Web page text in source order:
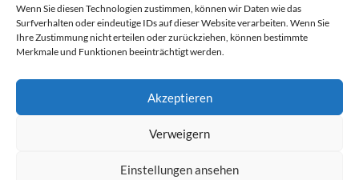
Wenn Sie diesen Technologien zustimmen, können wir Daten wie das
Surfverhalten oder eindeutige IDs auf dieser Website verarbeiten. Wenn Sie
Ihre Zustimmung nicht erteilen oder zurückziehen, können bestimmte
Merkmale und Funktionen beeinträchtigt werden.
Akzeptieren
Verweigern
Einstellungen ansehen
LATEST UPDATES
© 1998–2026 MegaGames.com All rights reserved